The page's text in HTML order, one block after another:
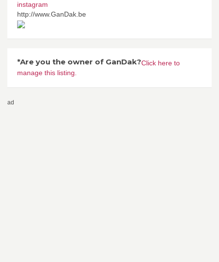
instagram
http://www.GanDak.be
*Are you the owner of GanDak?Click here to
manage this listing.
ad